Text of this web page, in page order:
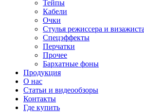
Тейпы
Кабели
Очки
Стулья режиссера и визажиста
Спецэффекты
Перчатки
Прочее
Бархатные фоны
Продукция
О нас
Статьи и видеообзоры
Контакты
Где купить